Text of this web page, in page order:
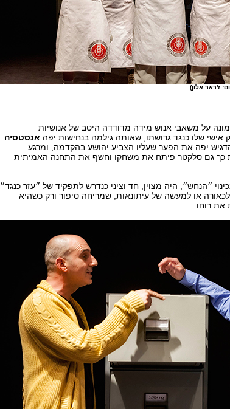
ז'ראר אלון)
על משאבי אנוש מידה מדודדה היטב של אנושיות
שלו כנגד גרושתו, שאותה גילמה בנחישות יפה אנסטסיה
יפה את הפער שעליו הצביע יהושע בהקדמה, ומרגע
כך גם סלקטר פיתח את משחקו וחשף את התחנה האמיתית
״הנחש״, היה מצוין, חד וציני כנדרש לתפקיד של ״עזר כנגד״
לכאורה או למעשה של עיתונאות, שמריחה סיפור ורק כשהיא
את רוחו.